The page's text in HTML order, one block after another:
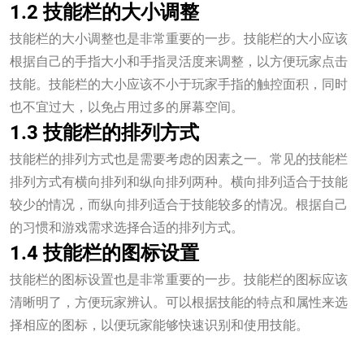
1.2 技能栏的大小调整
技能栏的大小调整也是非常重要的一步。技能栏的大小应该
根据自己的手指大小和手指灵活度来调整，以方便玩家点击
技能。技能栏的大小应该不小于玩家手指的触控面积，同时
也不宜过大，以免占用过多的屏幕空间。
1.3 技能栏的排列方式
技能栏的排列方式也是需要考虑的因素之一。常见的技能栏
排列方式有横向排列和纵向排列两种。横向排列适合于技能
较少的情况，而纵向排列适合于技能较多的情况。根据自己
的习惯和游戏需求选择合适的排列方式。
1.4 技能栏的图标设置
技能栏的图标设置也是非常重要的一步。技能栏的图标应该
清晰明了，方便玩家辨认。可以根据技能的特点和属性来选
择相应的图标，以便玩家能够快速识别和使用技能。